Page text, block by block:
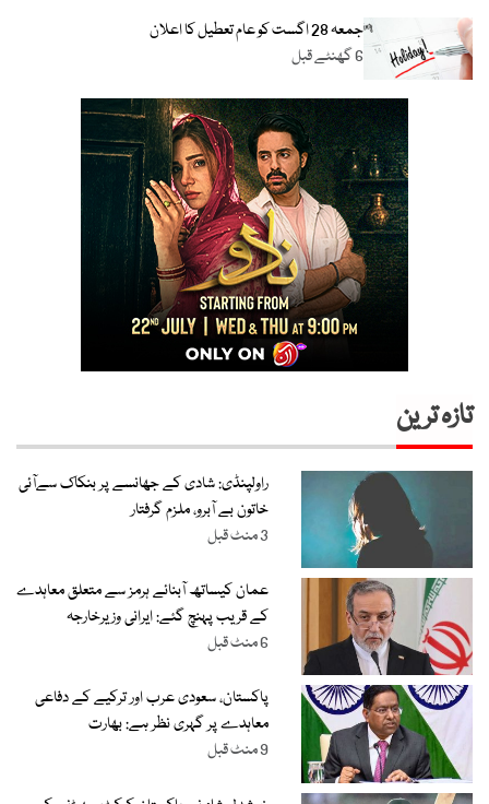
جمعہ 28 اگست کو عام تعطیل کا اعلان
6 گھنٹے قبل
تازہ ترین
راولپنڈی: شادی کے جھانسے پر بنکاک سےآئی
خاتون بے آبرو، ملزم گرفتار
3 منٹ قبل
عمان کیساتھ آبنائے ہرمز سے متعلق معاہدے
کے قریب پہنچ گئے: ایرانی وزیرخارجہ
6 منٹ قبل
پاکستان، سعودی عرب اور ترکیے کے دفاعی
معاہدے پر گہری نظر ہے: بھارت
9 منٹ قبل